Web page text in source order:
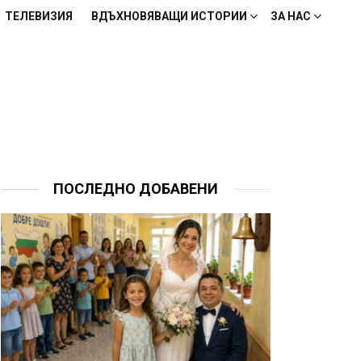
ТЕЛЕВИЗИЯ ВДЪХНОВЯВАЩИ ИСТОРИИ ЗА НАС
ПОСЛЕДНО ДОБАВЕНИ